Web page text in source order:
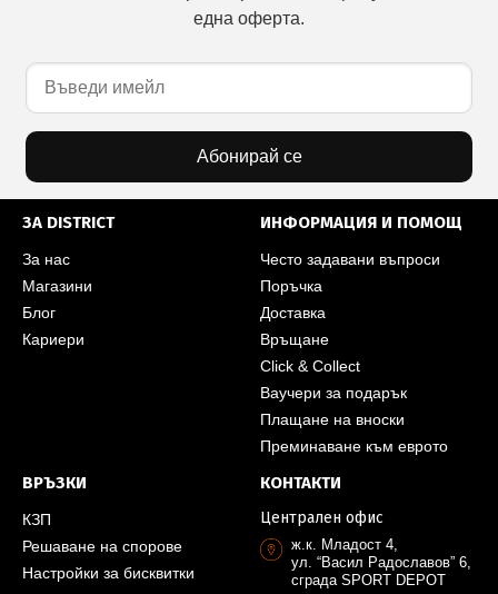
една оферта.
Абонирай се
ЗА DISTRICT
За нас
Магазини
Блог
Кариери
ИНФОРМАЦИЯ И ПОМОЩ
Често задавани въпроси
Поръчка
Доставка
Връщане
Click & Collect
Ваучери за подарък
Плащане на вноски
Преминаване към еврото
ВРЪЗКИ
КЗП
Решаване на спорове
Настройки за бисквитки
КОНТАКТИ
Централен офис
ж.к. Младост 4,
ул. “Васил Радославов” 6,
сграда SPORT DEPOT